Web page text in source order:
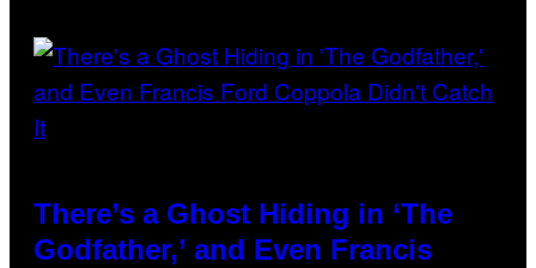
There’s a Ghost Hiding in ‘The
Godfather,’ and Even Francis